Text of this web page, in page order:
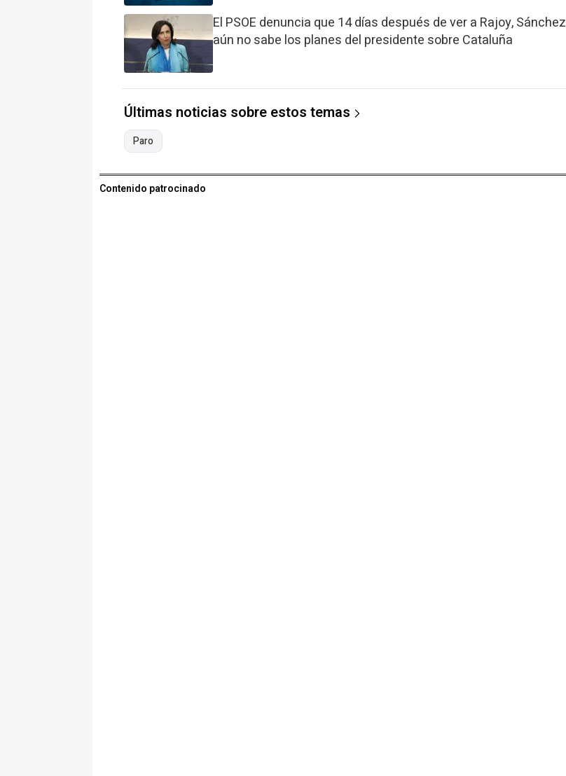
El PSOE denuncia que 14 días después de ver a Rajoy, Sánchez
aún no sabe los planes del presidente sobre Cataluña
Últimas noticias sobre estos temas
Paro
Contenido patrocinado